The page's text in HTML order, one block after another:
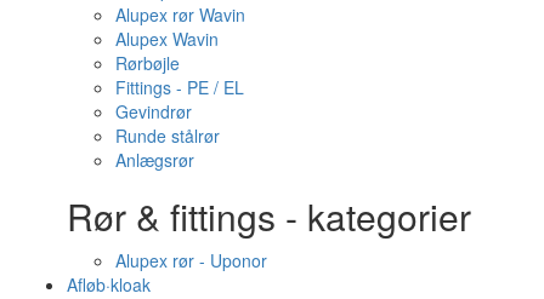
Alupex rør Wavin
Alupex Wavin
Rørbøjle
Fittings - PE / EL
Gevindrør
Runde stålrør
Anlægsrør
Rør & fittings - kategorier
Alupex rør - Uponor
Afløb·kloak